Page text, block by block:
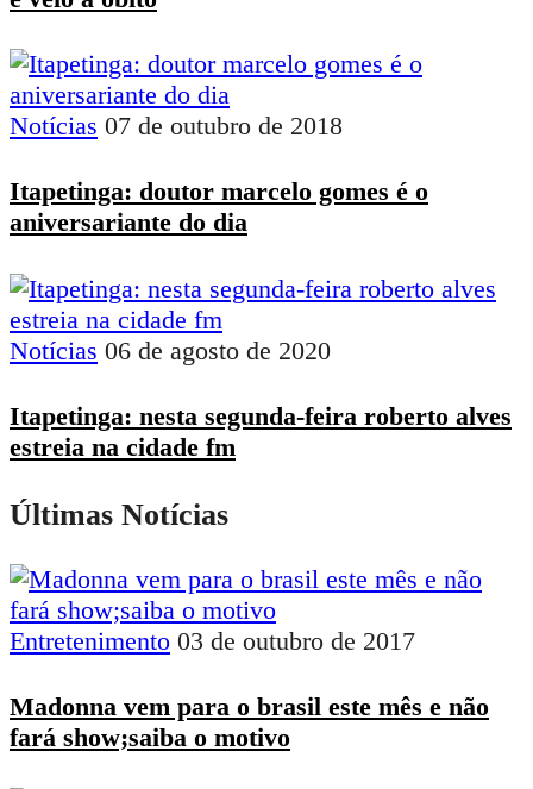
Notícias 07 de outubro de 2018
Itapetinga: doutor marcelo gomes é o
aniversariante do dia
Notícias 06 de agosto de 2020
Itapetinga: nesta segunda-feira roberto alves
estreia na cidade fm
Últimas Notícias
Entretenimento 03 de outubro de 2017
Madonna vem para o brasil este mês e não
fará show;saiba o motivo